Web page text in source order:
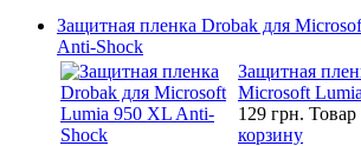
Защитная пленка Drobak для
Anti-Shock
Защитная
Microsoft
129 грн. Товар
корзину